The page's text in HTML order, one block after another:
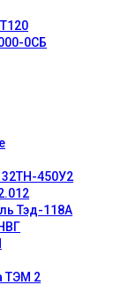
0СБ
32ТН-450У2
Тэд-118А
ТЭМ 2